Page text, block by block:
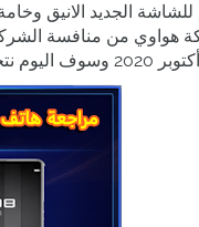
للشاشة الجديد الانيق